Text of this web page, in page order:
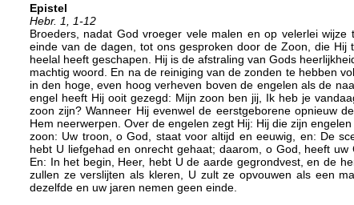
Epistel
Hebr. 1, 1-12
Broeders, nadat God vroeger vele malen en op velerlei
einde van de dagen, tot ons gesproken door de Zoon, die
heelal heeft geschapen. Hij is de afstraling van Gods
machtig woord. En na de reiniging van de zonden te hebben
in den hoge, even hoog verheven boven de engelen als de
engel heeft Hij ooit gezegd: Mijn zoon ben jij, Ik heb je
zoon zijn? Wanneer Hij evenwel de eerstgeborene opnieuw
Hem neerwerpen. Over de engelen zegt Hij: Hij die zijn
zoon: Uw troon, o God, staat voor altijd en eeuwig, en: De
hebt U liefgehad en onrecht gehaat; daarom, o God, heeft
En: In het begin, Heer, hebt U de aarde gegrondvest, en de
zullen ze verslijten als kleren, U zult ze opvouwen als een
dezelfde en uw jaren nemen geen einde.